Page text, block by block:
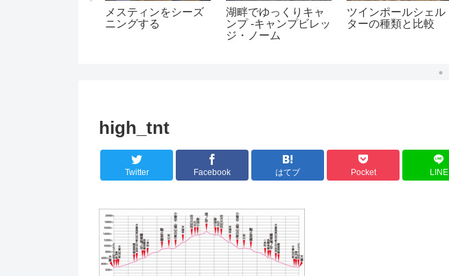
「YETIイエティのタ
ンブラー」保温・保
1歳児とキャンプを楽
しむ
フュアーハンドラン
タンの芯交換
high_tnt
Twitter Facebook はてブ Pocket LINE